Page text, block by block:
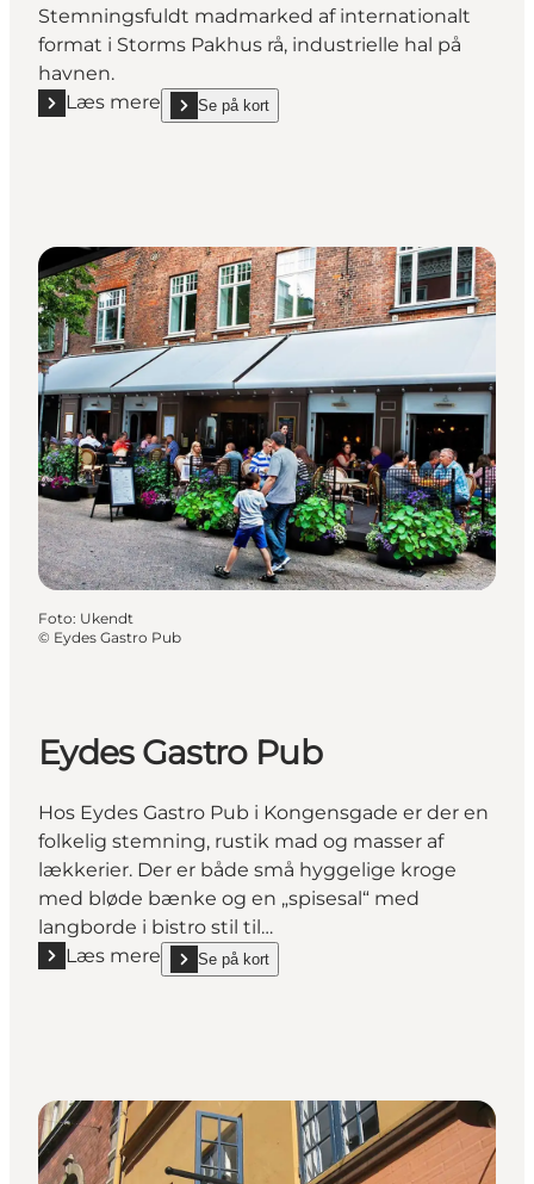
Stemningsfuldt madmarked af internationalt
format i Storms Pakhus rå, industrielle hal på
havnen.
Læs mere
Læs mere "Storms Pakhus - Odense Streetfood"
Se på kort
show Storms Pakhus - Odense Streetfood on_map
Foto: Ukendt
© Eydes Gastro Pub
Eydes Gastro Pub
Hos Eydes Gastro Pub i Kongensgade er der en
folkelig stemning, rustik mad og masser af
lækkerier. Der er både små hyggelige kroge
med bløde bænke og en „spisesal“ med
langborde i bistro stil til…
Læs mere
Læs mere "Eydes Gastro Pub"
Se på kort
show Eydes Gastro Pub on_map